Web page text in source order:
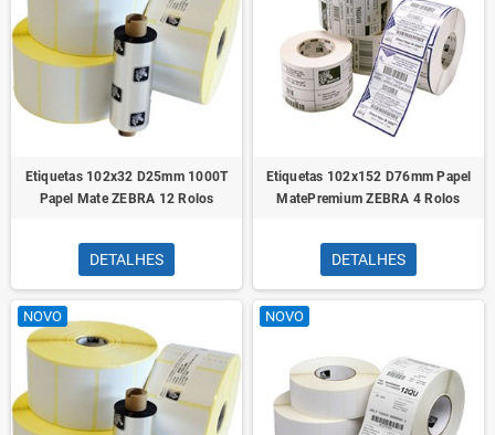
Etiquetas 102x32 D25mm 1000T
Papel Mate ZEBRA 12 Rolos
DETALHES
Etiquetas 102x152 D76mm Papel
MatePremium ZEBRA 4 Rolos
DETALHES
NOVO NOVO